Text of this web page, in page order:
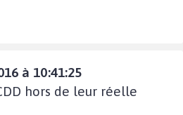
à 10:41:25
hors de leur réelle